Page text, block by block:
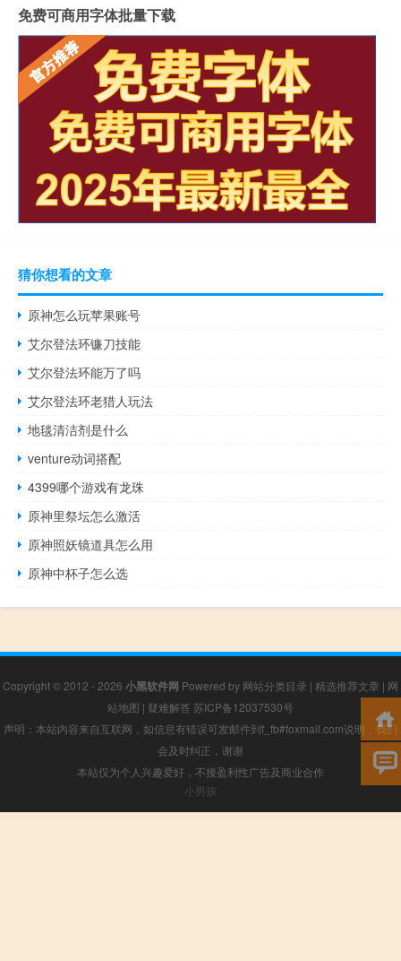
免费可商用字体批量下载
猜你想看的文章
原神怎么玩苹果账号
艾尔登法环镰刀技能
艾尔登法环能万了吗
艾尔登法环老猎人玩法
地毯清洁剂是什么
venture动词搭配
4399哪个游戏有龙珠
原神里祭坛怎么激活
原神照妖镜道具怎么用
原神中杯子怎么选
Copyright © 2012 - 2026 小黑软件网 Powered by 网站分类目录 | 精选推荐文章 | 网
站地图 | 疑难解答 苏ICP备12037530号
声明：本站内容来自互联网，如信息有错误可发邮件到f_fb#foxmail.com说明，我们
会及时纠正，谢谢
本站仅为个人兴趣爱好，不接盈利性广告及商业合作
小男孩